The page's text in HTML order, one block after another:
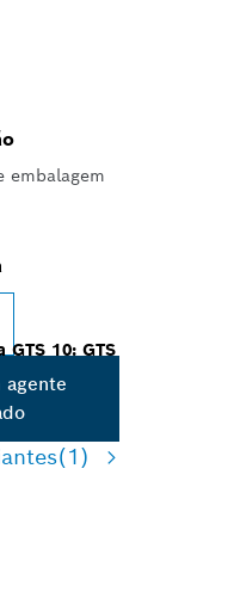
embalagem
10: GTS
agente
(1)